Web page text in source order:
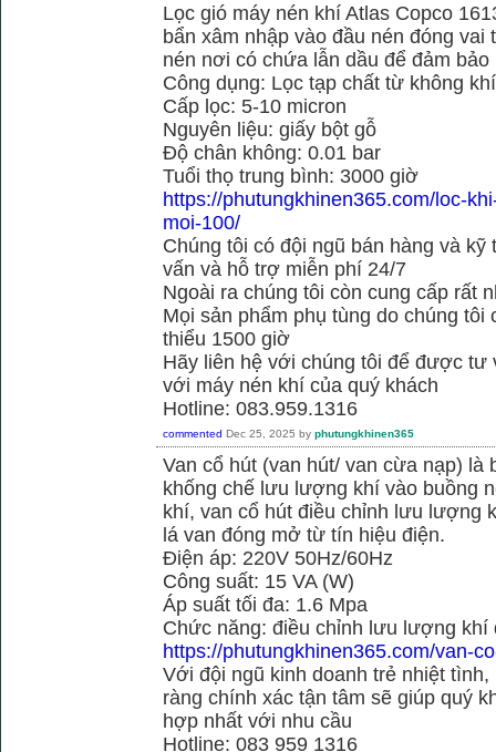
Lọc gió máy nén khí Atlas Copco
bẩn xâm nhập vào đầu nén đóng
nén nơi có chứa lẫn dầu để đảm
Công dụng: Lọc tạp chất từ không
Cấp lọc: 5-10 micron
Nguyên liệu: giấy bột gỗ
Độ chân không: 0.01 bar
Tuổi thọ trung bình: 3000 giờ
https://phutungkhinen365.com/loc-
moi-100/
Chúng tôi có đội ngũ bán hàng và
vấn và hỗ trợ miễn phí 24/7
Ngoài ra chúng tôi còn cung cấp rất
Mọi sản phẩm phụ tùng do chúng
thiểu 1500 giờ
Hãy liên hệ với chúng tôi để được tư
với máy nén khí của quý khách
Hotline: 083.959.1316
commented Dec 25, 2025 by phutungkhinen365
Van cổ hút (van hút/ van cừa nạp) là
khống chế lưu lượng khí vào buồng
khí, van cổ hút điều chỉnh lưu lượng
lá van đóng mở từ tín hiệu điện.
Điện áp: 220V 50Hz/60Hz
Công suất: 15 VA (W)
Áp suất tối đa: 1.6 Mpa
Chức năng: điều chỉnh lưu lượng khí
https://phutungkhinen365.com/van-
Với đội ngũ kinh doanh trẻ nhiệt
ràng chính xác tận tâm sẽ giúp quý
hợp nhất với nhu cầu
Hotline: 083 959 1316